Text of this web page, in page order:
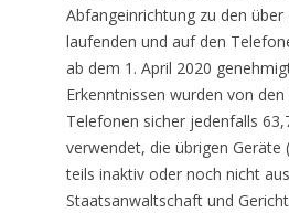
Abfangeinrichtung zu den
laufenden und auf den
ab dem 1. April 2020
Erkenntnissen wurden von
Telefonen sicher jedenfalls
verwendet, die übrigen Geräte
teils inaktiv oder noch nicht
Staatsanwaltschaft und